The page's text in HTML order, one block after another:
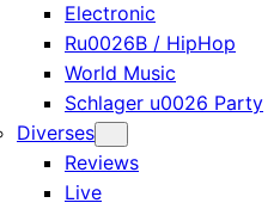
Electronic
Ru0026B / HipHop
World Music
Schlager u0026 Party
Diverses
Reviews
Live